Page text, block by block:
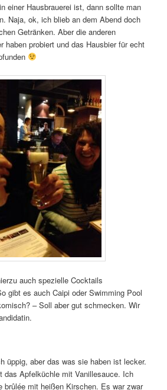
einer Hausbrauerei ist, dann sollte man
Naja, ok, ich blieb an dem Abend doch
Getränken. Aber die anderen
haben probiert und das Hausbier für echt
auch spezielle Cocktails
gibt es auch Caipi oder Swimming Pool
– Soll aber gut schmecken. Wir
üppig, aber das was sie haben ist lecker.
das Apfelküchle mit Vanillesauce. Ich
brûlée mit heißen Kirschen. Es war zwar